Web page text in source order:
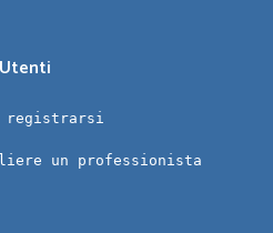
Utenti
registrarsi
un professionista